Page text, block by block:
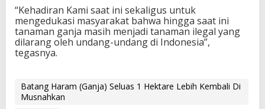
“Kehadiran Kami saat ini sekaligus untuk
mengedukasi masyarakat bahwa hingga saat ini
tanaman ganja masih menjadi tanaman ilegal yang
dilarang oleh undang-undang di Indonesia”,
tegasnya.
Batang Haram (Ganja) Seluas 1 Hektare Lebih Kembali Di
Musnahkan